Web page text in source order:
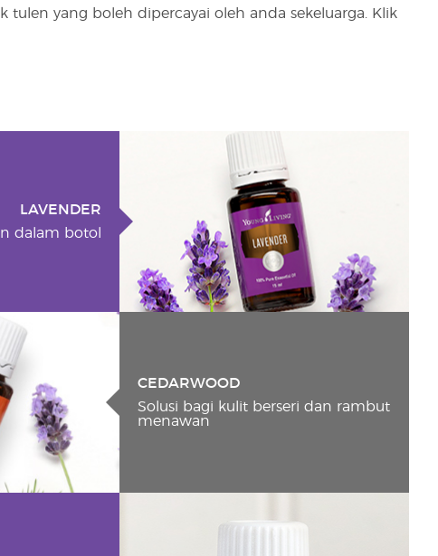
yang boleh dipercayai oleh anda sekeluarga. Klik
LAVENDER
dalam botol
CEDARWOOD
Solusi bagi kulit berseri dan rambut
menawan